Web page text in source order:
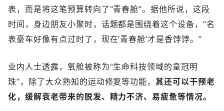
表，而是将这笔预算转向了“青春舱”。据他所说，这段
时间，身边朋友小聚时，话题都是围绕着这个设备，“名
表豪车好像有点过时了，现在‘青春舱’才是香饽饽。”
业内人士透露，氧舱被称为“生命科技领域的皇冠明
珠”，除了大众熟知的运动修复等功能，其还可以干预老
化，缓解衰老带来的脱发、精力不济、易疲惫等情况。